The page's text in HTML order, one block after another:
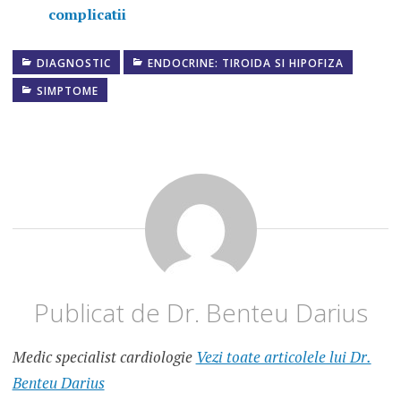
complicatii
DIAGNOSTIC
ENDOCRINE: TIROIDA SI HIPOFIZA
SIMPTOME
ADDISON
ANALIZE
PIELE
INCHISA
Publicat de Dr. Benteu Darius
Medic specialist cardiologie Vezi toate articolele lui Dr.
Benteu Darius